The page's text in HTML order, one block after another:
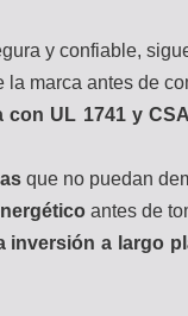
y confiable,
la marca antes de
UL 1741 y
que no puedan
antes de
inversión a largo